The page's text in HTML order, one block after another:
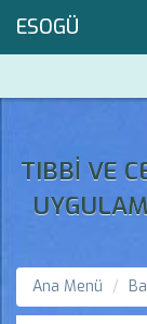
ESOGÜ
TIBBİ VE
Ana Menü